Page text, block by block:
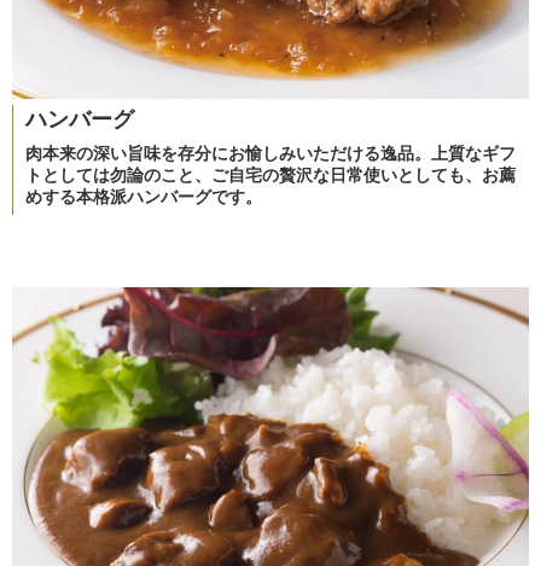
ハンバーグ
肉本来の深い旨味を存分にお愉しみいただける逸品。上質なギフ
トとしては勿論のこと、ご自宅の贅沢な日常使いとしても、お薦
めする本格派ハンバーグです。